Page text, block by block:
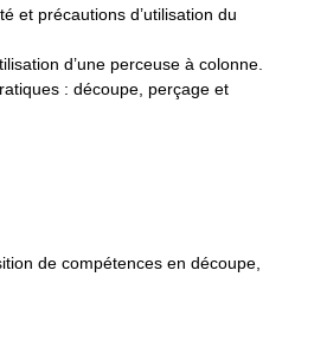
et précautions d’utilisation du
d’une perceuse à colonne.
: découpe, perçage et
de compétences en découpe,